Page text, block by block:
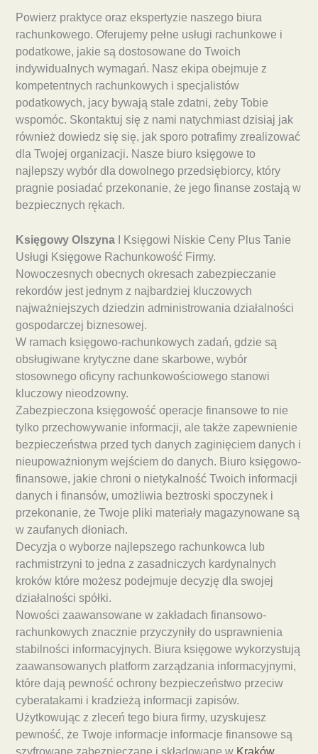
Powierz praktyce oraz ekspertyzie naszego biura
rachunkowego. Oferujemy pełne usługi rachunkowe i
podatkowe, jakie są dostosowane do Twoich
indywidualnych wymagań. Nasz ekipa obejmuje z
kompetentnych rachunkowych i specjalistów
podatkowych, jacy bywają stale zdatni, żeby Tobie
wspomóc. Skontaktuj się z nami natychmiast dzisiaj jak
również dowiedz się się, jak sporo potrafimy zrealizować
dla Twojej organizacji. Nasze biuro księgowe to
najlepszy wybór dla dowolnego przedsiębiorcy, który
pragnie posiadać przekonanie, że jego finanse zostają w
bezpiecznych rękach.
Księgowy Olszyna I Księgowi Niskie Ceny Plus Tanie
Usługi Księgowe Rachunkowość Firmy.
Nowoczesnych obecnych okresach zabezpieczanie
rekordów jest jednym z najbardziej kluczowych
najważniejszych dziedzin administrowania działalności
gospodarczej biznesowej.
W ramach księgowo-rachunkowych zadań, gdzie są
obsługiwane krytyczne dane skarbowe, wybór
stosownego oficyny rachunkowościowego stanowi
kluczowy nieodzowny.
Zabezpieczona księgowość operacje finansowe to nie
tylko przechowywanie informacji, ale także zapewnienie
bezpieczeństwa przed tych danych zaginięciem danych i
nieupoważnionym wejściem do danych. Biuro księgowo-
finansowe, jakie chroni o nietykalność Twoich informacji
danych i finansów, umożliwia beztroski spoczynek i
przekonanie, że Twoje pliki materiały magazynowane są
w zaufanych dłoniach.
Decyzja o wyborze najlepszego rachunkowca lub
rachmistrzyni to jedna z zasadniczych kardynalnych
kroków które możesz podejmuje decyzję dla swojej
działalności spółki.
Nowości zaawansowane w zakładach finansowo-
rachunkowych znacznie przyczyniły do usprawnienia
stabilności informacyjnych. Biura księgowe wykorzystują
zaawansowanych platform zarządzania informacyjnymi,
które dają pewność ochrony bezpieczeństwo przeciw
cyberatakami i kradzieżą informacji zapisów.
Użytkowując z zleceń tego biura firmy, uzyskujesz
pewność, że Twoje informacje informacje finansowe są